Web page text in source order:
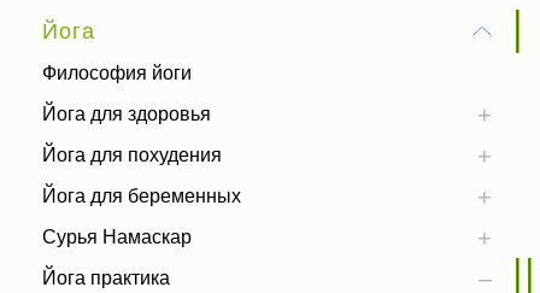
Йога
Философия йоги
Йога для здоровья
Йога для похудения
Йога для беременных
Сурья Намаскар
Йога практика